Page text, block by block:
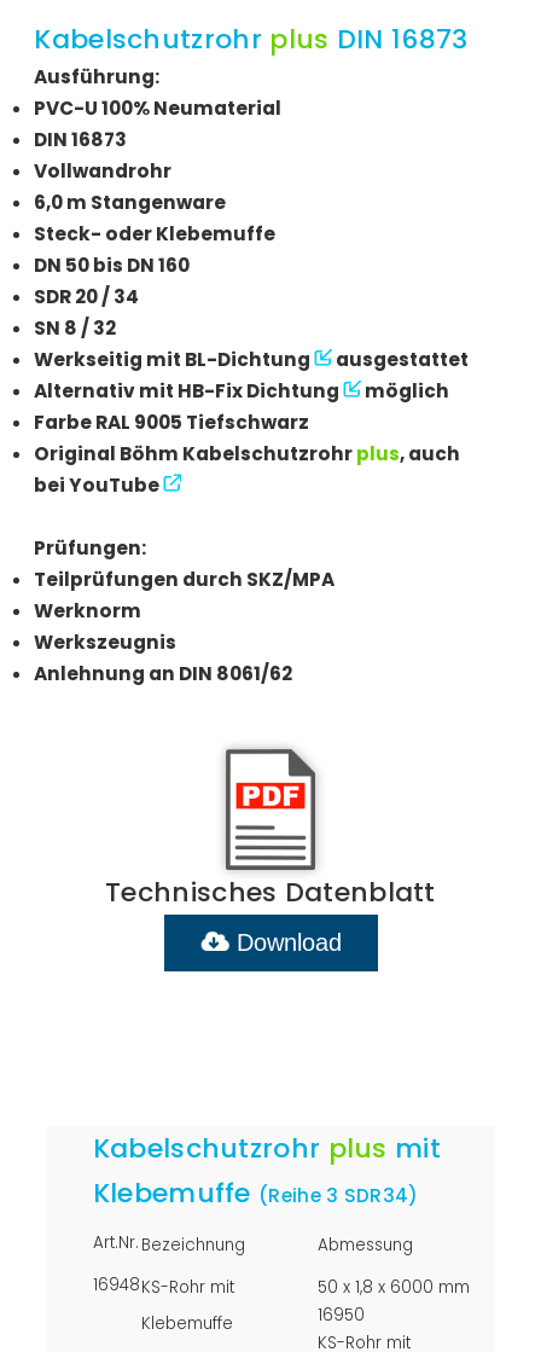
Kabelschutzrohr plus DIN 16873
Ausführung:
PVC-U 100% Neumaterial
DIN 16873
Vollwandrohr
6,0 m Stangenware
Steck- oder Klebemuffe
DN 50 bis DN 160
SDR 20 / 34
SN 8 / 32
Werkseitig mit BL-Dichtung
ausgestattet
Alternativ mit HB-Fix Dichtung
möglich
Farbe RAL 9005 Tiefschwarz
Original Böhm Kabelschutzrohrplus, auch
beiYouTube
Prüfungen:
Teilprüfungen durch SKZ/MPA
Werknorm
Werkszeugnis
Anlehnung an DIN 8061/62
Technisches Datenblatt
Download
Kabelschutzrohr plus mit
Klebemuffe (Reihe 3 SDR34)
Art.Nr. Bezeichnung
Abmessung
16948KS-Rohr mit
Klebemuffe
50 x 1,8 x 6000 mm
16950
KS-Rohr mit